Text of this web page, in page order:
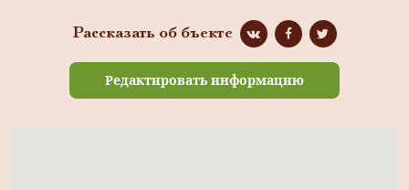
Рассказать об бъекте
Редактировать информацию